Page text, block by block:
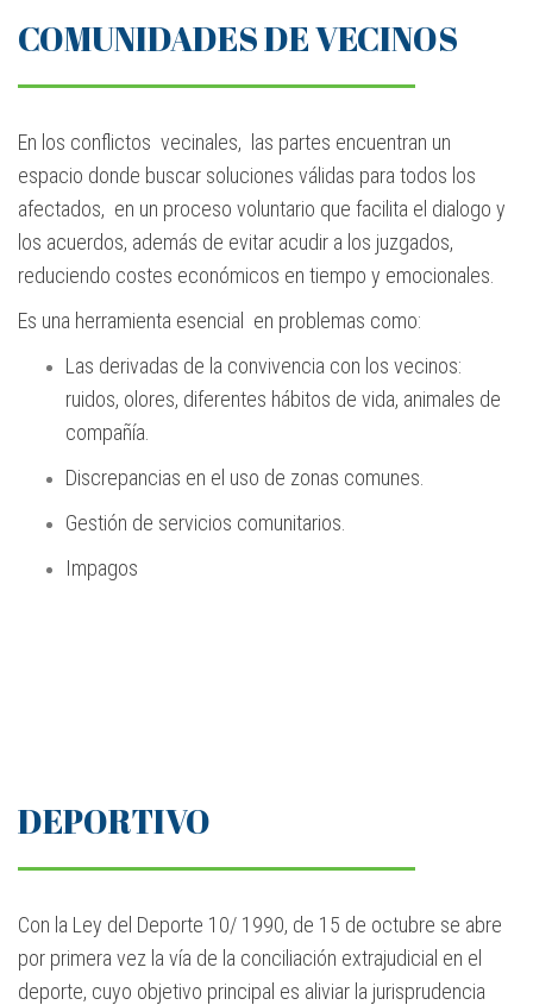
COMUNIDADES DE VECINOS
En los conflictos vecinales, las partes encuentran un
espacio donde buscar soluciones válidas para todos los
afectados, en un proceso voluntario que facilita el dialogo y
los acuerdos, además de evitar acudir a los juzgados,
reduciendo costes económicos en tiempo y emocionales.
Es una herramienta esencial en problemas como:
Las derivadas de la convivencia con los vecinos:
ruidos, olores, diferentes hábitos de vida, animales de
compañía.
Discrepancias en el uso de zonas comunes.
Gestión de servicios comunitarios.
Impagos
DEPORTIVO
Con la Ley del Deporte 10/ 1990, de 15 de octubre se abre
por primera vez la vía de la conciliación extrajudicial en el
deporte, cuyo objetivo principal es aliviar la jurisprudencia